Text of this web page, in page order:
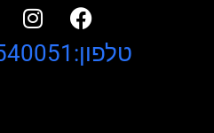
טלפון:077-5540051